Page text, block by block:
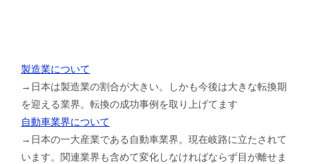
製造業について
→日本は製造業の割合が大きい。しかも今後は大きな転換期
を迎える業界。転換の成功事例を取り上げてます
自動車業界について
→日本の一大産業である自動車業界。現在岐路に立たされて
います。関連業界も含めて変化しなければならず目が離せま